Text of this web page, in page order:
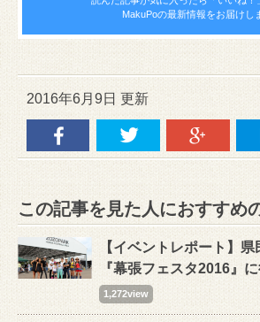
MakuPoの最新情報をお届けし
2016年6月9日 更新
この記事を見た人におすすめ
【イベントレポート】
『幕張フェスタ2016』
1,272view